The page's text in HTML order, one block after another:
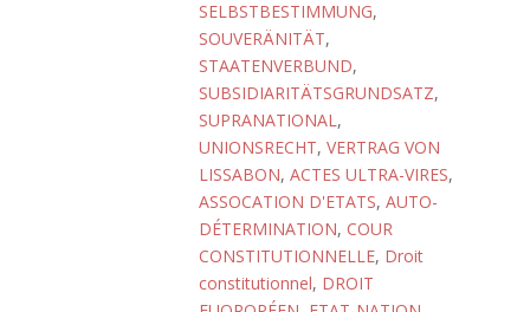
SELBSTBESTIMMUNG,
SOUVERÄNITÄT,
STAATENVERBUND,
SUBSIDIARITÄTSGRUNDSATZ,
SUPRANATIONAL,
UNIONSRECHT, VERTRAG VON
LISSABON, ACTES ULTRA-VIRES,
ASSOCATION D'ETATS, AUTO-
DÉTERMINATION, COUR
CONSTITUTIONNELLE, Droit
constitutionnel, DROIT